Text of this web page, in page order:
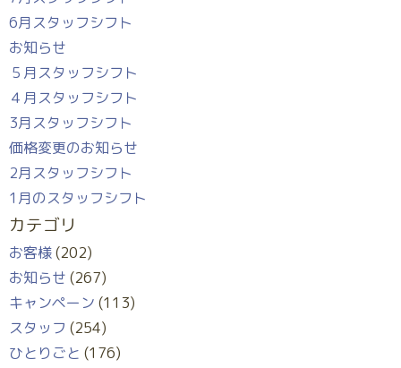
6月スタッフシフト
お知らせ
５月スタッフシフト
４月スタッフシフト
3月スタッフシフト
価格変更のお知らせ
2月スタッフシフト
1月のスタッフシフト
カテゴリ
お客様(202)
お知らせ (267)
キャンペーン (113)
スタッフ (254)
ひとりごと (176)